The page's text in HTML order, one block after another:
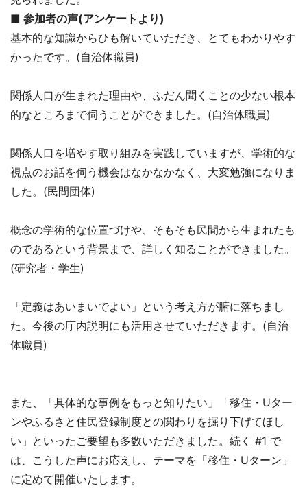
■ 参加者の声(アンケートより)
基本的な知識からひも解いていただき、とてもわかりやす
かったです。(自治体職員)
関係人口が生まれた理由や、ふだん聞くことの少ない根本
的なところまで伺うことができました。(自治体職員)
関係人口を増やす取り組みを実践していますが、学術的な
視点のお話を伺う機会はなかなかなく、大変勉強になりま
した。(民間団体)
概念の学術的な位置づけや、そもそも民間から生まれたも
のであるという背景まで、詳しく知ることができました。
(研究者・学生)
「定義はあいまいでよい」という考え方が腑に落ちまし
た。今後の庁内説明にも活用させていただきます。(自治
体職員)
また、「具体的な事例をもっと知りたい」「移住・Uター
ンやふるさと住民登録制度との関わりを掘り下げてほし
い」といったご要望も多数いただきました。続く #1 で
は、こうした声にお応えし、テーマを「移住・Uターン」
に定めて開催いたします。